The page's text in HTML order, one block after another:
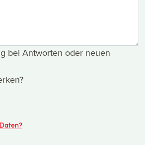
bei Antworten oder neuen